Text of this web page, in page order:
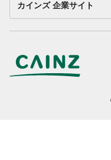
カインズ 企業サイト